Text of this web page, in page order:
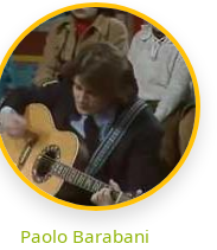
Paolo Barabani